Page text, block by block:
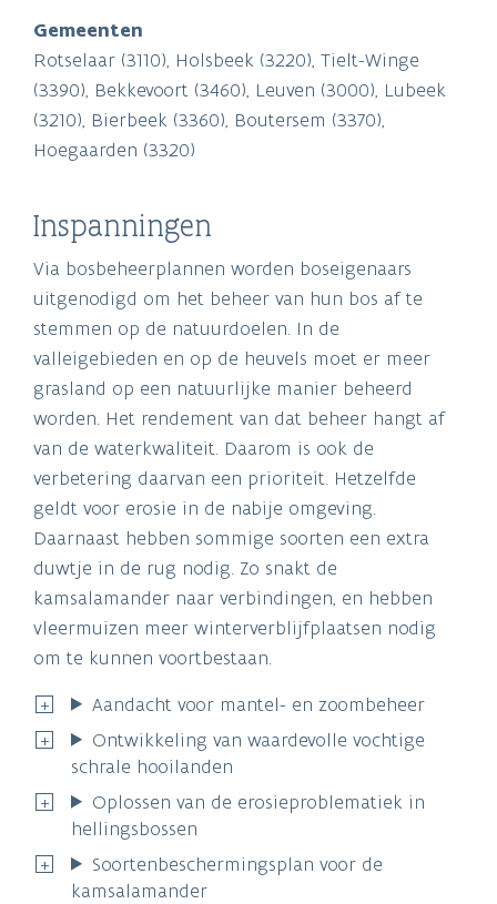
Gemeenten
Rotselaar (3110), Holsbeek (3220), Tielt-Winge
(3390), Bekkevoort (3460), Leuven (3000), Lubeek
(3210), Bierbeek (3360), Boutersem (3370),
Hoegaarden (3320)
Inspanningen
Via bosbeheerplannen worden boseigenaars
uitgenodigd om het beheer van hun bos af te
stemmen op de natuurdoelen. In de
valleigebieden en op de heuvels moet er meer
grasland op een natuurlijke manier beheerd
worden. Het rendement van dat beheer hangt af
van de waterkwaliteit. Daarom is ook de
verbetering daarvan een prioriteit. Hetzelfde
geldt voor erosie in de nabije omgeving.
Daarnaast hebben sommige soorten een extra
duwtje in de rug nodig. Zo snakt de
kamsalamander naar verbindingen, en hebben
vleermuizen meer winterverblijfplaatsen nodig
om te kunnen voortbestaan.
Aandacht voor mantel- en zoombeheer
Ontwikkeling van waardevolle vochtige
schrale hooilanden
Oplossen van de erosieproblematiek in
hellingsbossen
Soortenbeschermingsplan voor de
kamsalamander